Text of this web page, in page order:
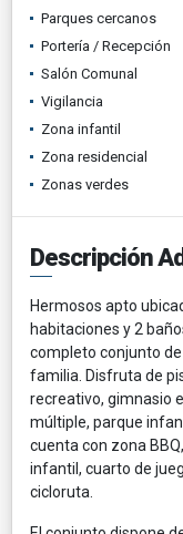
Parques cercanos
Portería / Recepción
Salón Comunal
Vigilancia
Zona infantil
Zona residencial
Zonas verdes
Descripción
Hermosos apto
habitaciones y 2
completo conjunto
familia. Disfruta de
recreativo, gimnasio
múltiple, parque
cuenta con zona
infantil, cuarto de
cicloruta.